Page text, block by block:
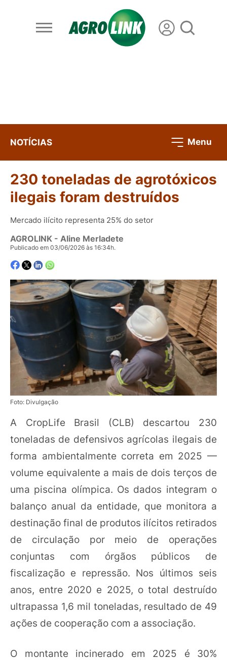
NOTÍCIAS Menu
230 toneladas de agrotóxicos
ilegais foram destruídos
Mercado ilícito representa 25% do setor
AGROLINK - Aline Merladete
Publicado em 03/06/2026 às 16:34h.
Foto: Divulgação
A CropLife Brasil (CLB) descartou 230
toneladas de defensivos agrícolas ilegais de
forma ambientalmente correta em 2025 —
volume equivalente a mais de dois terços de
uma piscina olímpica. Os dados integram o
balanço anual da entidade, que monitora a
destinação final de produtos ilícitos retirados
de circulação por meio de operações
conjuntas com órgãos públicos de
fiscalização e repressão. Nos últimos seis
anos, entre 2020 e 2025, o total destruído
ultrapassa 1,6 mil toneladas, resultado de 49
ações de cooperação com a associação.
O montante incinerado em 2025 é 30%